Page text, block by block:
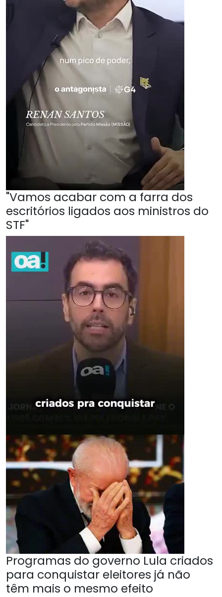
"Vamos acabar com a farra dos
escritórios ligados aos ministros do
STF"
Programas do governo Lula criados
para conquistar eleitores já não
têm mais o mesmo efeito